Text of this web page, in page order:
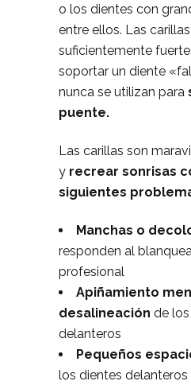
o los dientes con
entre ellos. Las
suficientemente
soportar un diente
nunca se utilizan para
puente.
Las carillas son
y recrear sonrisas
siguientes
Manchas o
responden al
profesional
Apiñamiento
desalineación de
delanteros
Pequeños
los dientes delanteros